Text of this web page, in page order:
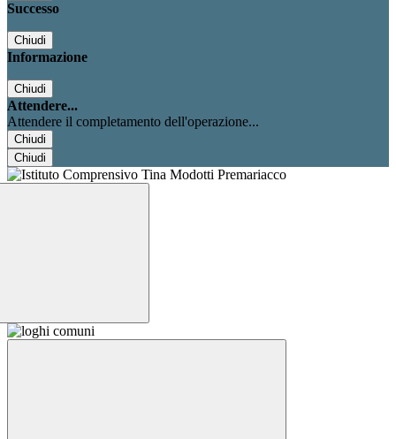
Successo
Chiudi
Informazione
Chiudi
Attendere...
Attendere il completamento dell'operazione...
Chiudi
Chiudi